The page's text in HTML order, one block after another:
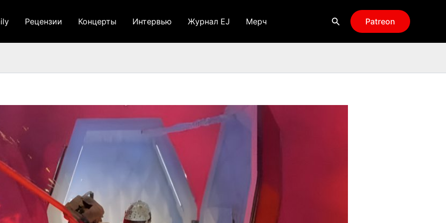
Рецензии Концерты Интервью Журнал EJ Мерч Поиск Patreon